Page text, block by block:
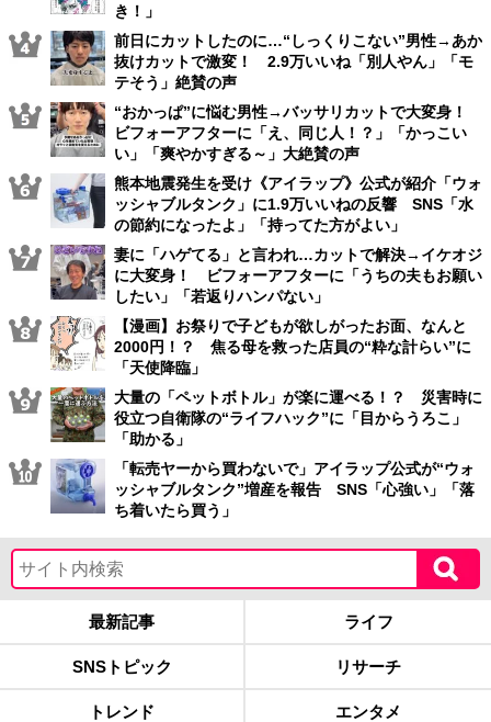
き！」
前日にカットしたのに…“しっくりこない”男性→あか
抜けカットで激変！ 2.9万いいね「別人やん」「モ
テそう」絶賛の声
“おかっぱ”に悩む男性→バッサリカットで大変身！
ビフォーアフターに「え、同じ人！？」「かっこい
い」「爽やかすぎる～」大絶賛の声
熊本地震発生を受け《アイラップ》公式が紹介「ウォ
ッシャブルタンク」に1.9万いいねの反響 SNS「水
の節約になったよ」「持ってた方がよい」
妻に「ハゲてる」と言われ…カットで解決→イケオジ
に大変身！ ビフォーアフターに「うちの夫もお願い
したい」「若返りハンパない」
【漫画】お祭りで子どもが欲しがったお面、なんと
2000円！？ 焦る母を救った店員の“粋な計らい”に
「天使降臨」
大量の「ペットボトル」が楽に運べる！？ 災害時に
役立つ自衛隊の“ライフハック”に「目からうろこ」
「助かる」
「転売ヤーから買わないで」アイラップ公式が“ウォ
ッシャブルタンク”増産を報告 SNS「心強い」「落
ち着いたら買う」
最新記事 ライフ
SNSトピック リサーチ
トレンド エンタメ